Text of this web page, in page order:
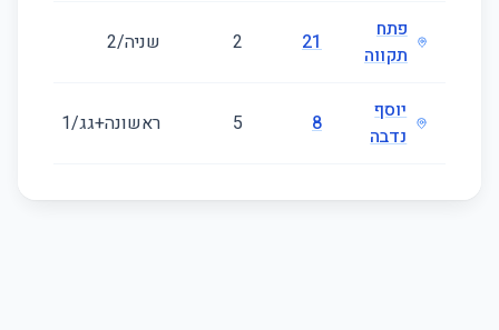
פתח
תקווה
21
2 שניה/2
יוסף
נדבה
8
5 ראשונה+גג/1